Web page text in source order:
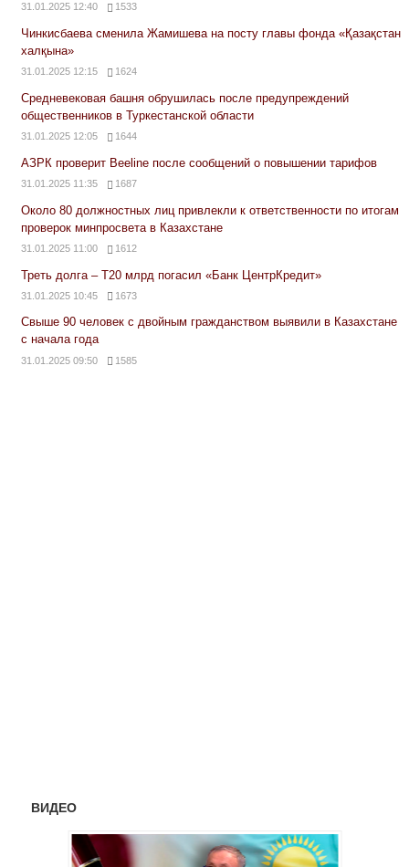
31.01.2025 12:40 1533
Чинкисбаева сменила Жамишева на посту главы фонда «Қазақстан
халқына»
31.01.2025 12:15 1624
Средневековая башня обрушилась после предупреждений
общественников в Туркестанской области
31.01.2025 12:05 1644
АЗРК проверит Beeline после сообщений о повышении тарифов
31.01.2025 11:35 1687
Около 80 должностных лиц привлекли к ответственности по итогам
проверок минпросвета в Казахстане
31.01.2025 11:00 1612
Треть долга – Т20 млрд погасил «Банк ЦентрКредит»
31.01.2025 10:45 1673
Свыше 90 человек с двойным гражданством выявили в Казахстане
с начала года
31.01.2025 09:50 1585
ВИДЕО